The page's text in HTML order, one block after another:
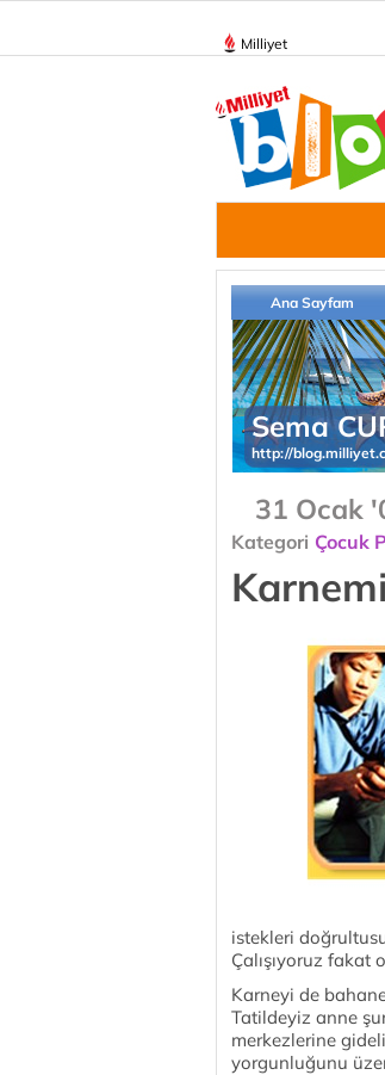
Milliyet
Ana Sayfam
Sema
http://
31 Ocak
Kategori Çocuk
istekleri
Çalışıyoruz fakat
Karneyi de
Tatildeyiz anne
merkezlerine
yorgunluğunu